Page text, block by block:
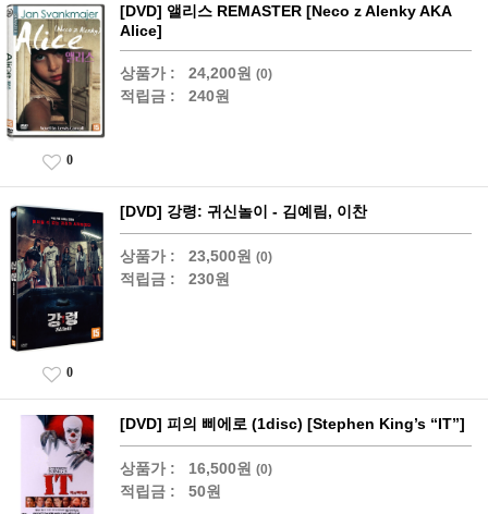
[DVD] 앨리스 REMASTER [Neco z Alenky AKA
Alice]
상품가 : 24,200원 (0)
적립금 : 240원
0
[DVD] 강령: 귀신놀이 - 김예림, 이찬
상품가 : 23,500원 (0)
적립금 : 230원
0
[DVD] 피의 삐에로 (1disc) [Stephen King’s “IT”]
상품가 : 16,500원 (0)
적립금 : 50원